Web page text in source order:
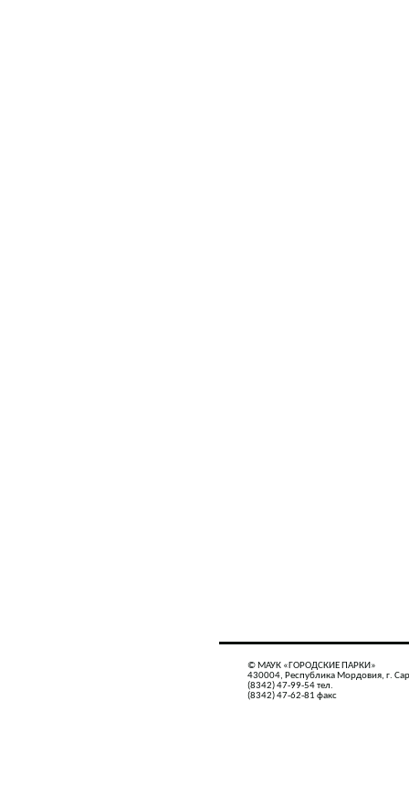
© МАУК «ГОРОДСКИЕ ПАРКИ»
430004, Республика Мордовия, г.
(8342) 47-99-54 тел.
(8342) 47-62-81 факс